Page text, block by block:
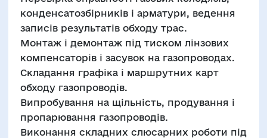
конденсатозбірників і арматури, ведення
записів результатів обходу трас.
Монтаж і демонтаж під тиском лінзових
компенсаторів і засувок на газопроводах.
Складання графіка і маршрутних карт
обходу газопроводів.
Випробування на щільність, продування і
пропарювання газопроводів.
Виконання складних слюсарних роботи під